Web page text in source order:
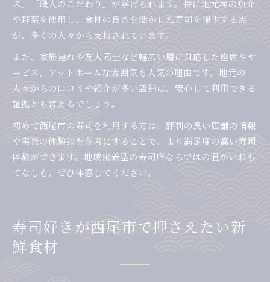
ス」「職人のこだわり」が挙げられます。特に地元産の魚介
や野菜を使用し、食材の良さを活かした寿司を提供する点
が、多くの人々から支持されています。
また、家族連れや友人同士など幅広い層に対応した座席やサ
ービス、アットホームな雰囲気も人気の理由です。地元の
人々からの口コミや紹介が多い店舗は、安心して利用できる
証拠とも言えるでしょう。
初めて西尾市の寿司を利用する方は、評判の良い店舗の情報
や実際の体験談を参考にすることで、より満足度の高い寿司
体験ができます。地域密着型の寿司店ならではの温かいおも
てなしも、ぜひ体感してください。
寿司好きが西尾市で押さえたい新
鮮食材